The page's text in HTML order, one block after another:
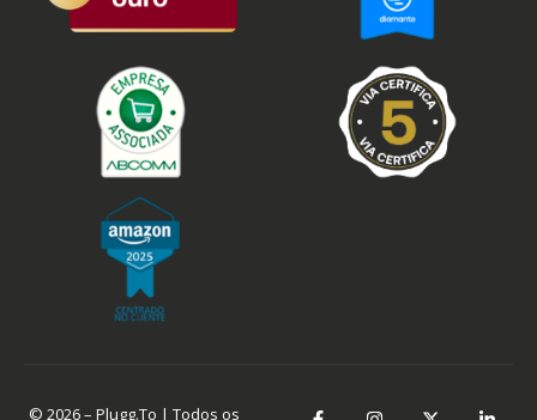
© 2026 – Plugg.To | Todos os